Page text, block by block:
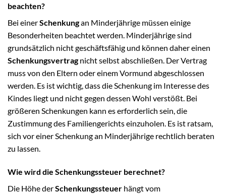
beachten?
Bei einerSchenkungan Minderjährige müssen einige
Besonderheiten beachtet werden. Minderjährige sind
grundsätzlich nicht geschäftsfähig und können daher einen
Schenkungsvertragnicht selbst abschließen. Der Vertrag
muss von den Eltern oder einem Vormund abgeschlossen
werden. Es ist wichtig, dass die Schenkung im Interesse des
Kindes liegt und nicht gegen dessen Wohl verstößt. Bei
größeren Schenkungen kann es erforderlich sein, die
Zustimmung des Familiengerichts einzuholen. Es ist ratsam,
sich vor einer Schenkung an Minderjährige rechtlich beraten
zu lassen.
Wie wird die Schenkungssteuer berechnet?
Die Höhe derSchenkungssteuer hängt vom